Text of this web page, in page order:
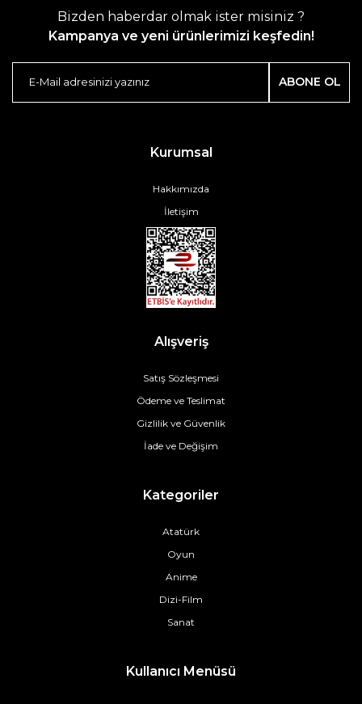
Bizden haberdar olmak ister misiniz ?
Kampanya ve yeni ürünlerimizi keşfedin!
ABONE OL
Kurumsal
Hakkımızda
İletişim
Alışveriş
Satış Sözleşmesi
Ödeme ve Teslimat
Gizlilik ve Güvenlik
İade ve Değişim
Kategoriler
Atatürk
Oyun
Anime
Dizi-Film
Sanat
Kullanıcı Menüsü